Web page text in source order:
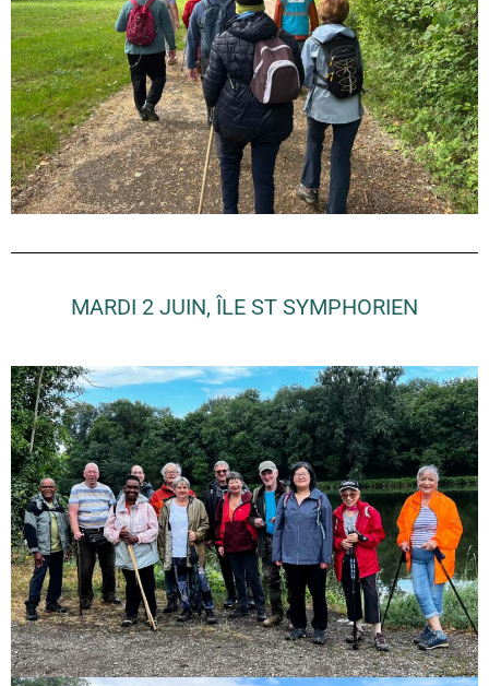
MARDI 2 JUIN, ÎLE ST SYMPHORIEN